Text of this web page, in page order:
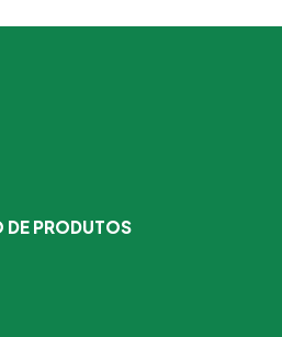
DE PRODUTOS